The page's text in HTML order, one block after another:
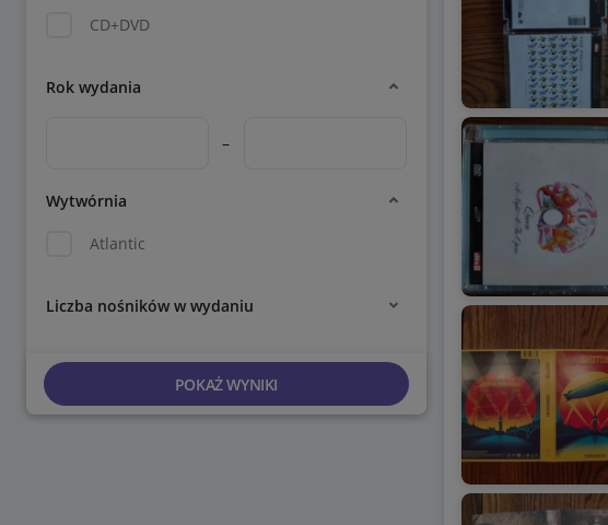
CD+DVD
Rok wydania
–
Wytwórnia
Atlantic
Liczba nośników w wydaniu
POKAŻ WYNIKI